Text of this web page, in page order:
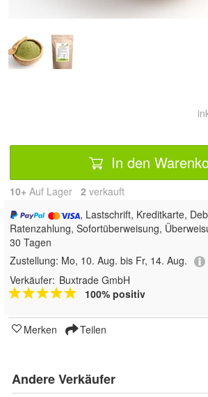
In den
10+ Auf Lager 2 verkauft
, Lastschrift, Kreditkarte,
Ratenzahlung, Sofortüberweisung,
30 Tagen
Zustellung: Mo, 10. Aug. bis Fr, 14. Aug.
Verkäufer: Buxtrade GmbH
100% positiv
Merken Teilen
Andere Verkäufer